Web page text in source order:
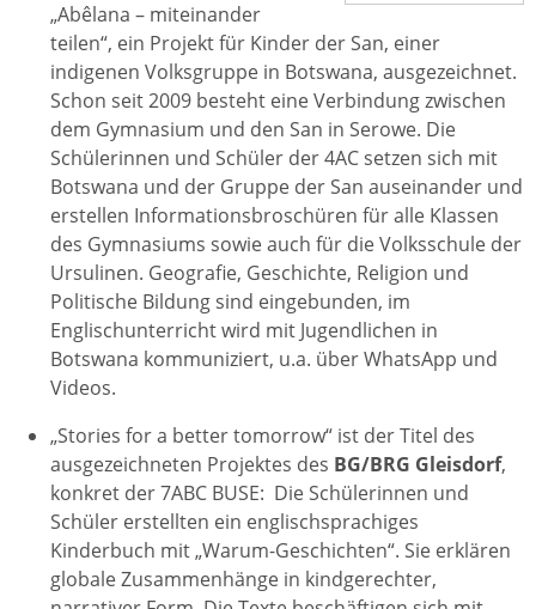
„Abêlana – miteinander
teilen“, ein Projekt für Kinder der San, einer
indigenen Volksgruppe in Botswana, ausgezeichnet.
Schon seit 2009 besteht eine Verbindung zwischen
dem Gymnasium und den San in Serowe. Die
Schülerinnen und Schüler der 4AC setzen sich mit
Botswana und der Gruppe der San auseinander und
erstellen Informationsbroschüren für alle Klassen
des Gymnasiums sowie auch für die Volksschule der
Ursulinen. Geografie, Geschichte, Religion und
Politische Bildung sind eingebunden, im
Englischunterricht wird mit Jugendlichen in
Botswana kommuniziert, u.a. über WhatsApp und
Videos.
„Stories for a better tomorrow“ ist der Titel des
ausgezeichneten Projektes des BG/BRG Gleisdorf,
konkret der 7ABC BUSE: Die Schülerinnen und
Schüler erstellten ein englischsprachiges
Kinderbuch mit „Warum-Geschichten“. Sie erklären
globale Zusammenhänge in kindgerechter,